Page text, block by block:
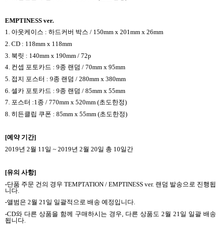
EMPTINESS ver.
1. 아웃케이스 : 하드커버 박스 / 150mm x 201mm x 26mm
2. CD : 118mm x 118mm
3. 북릿 : 140mm x 190mm / 72p
4. 컨셉 포토카드 : 9종 랜덤 / 70mm x 95mm
5. 접지 포스터 : 9종 랜덤 / 280mm x 380mm
6. 셀카 포토카드 : 9종 랜덤 / 85mm x 55mm
7. 포스터 :1종 / 770mm x 520mm (초도한정)
8. 히든클립 쿠폰 : 85mm x 55mm (초도한정)
[예약 기간]
2019년 2월 11 일 ~ 2019년 2월 20일 총 10일간
[유의 사항]
-단품 주문 건의 경우 TEMPTATION / EMPTINESS ver. 랜덤 발송으로 진행됩
니다
-앨범은 2월 21일 일괄적으로 배송 예정입니다.
-CD와 다른 상품을 함께 구매하시는 경우, 다른 상품도 2월 21일 일괄 배송
됩니다.